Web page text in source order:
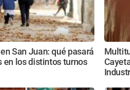
San Juan: qué pasará
en los distintos turnos